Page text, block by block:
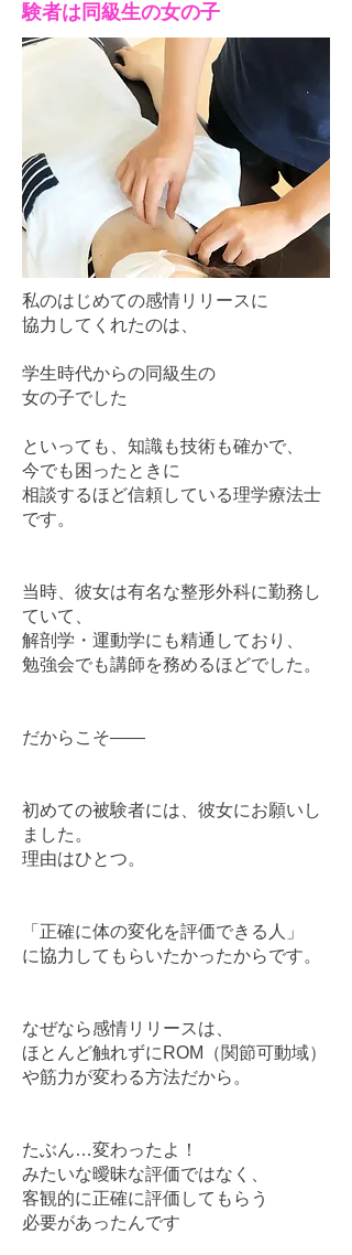
験者は​同級生の女の子
私のはじめての感情リリースに
​協力してくれたのは、
学生時代からの同級生の
女の子でした
といっても、知識も技術も確かで、
今でも困ったときに
相談するほど信頼している理学療法士
です。
当時、彼女は有名な整形外科に勤務し
ていて、
解剖学・運動学にも精通しており、
勉強会でも講師を務めるほどでした。
だからこそ――
初めての被験者には、彼女にお願いし
ました。
理由はひとつ。
「正確に体の変化を評価できる人」
に協力してもらいたかったからです。
なぜなら感情リリースは、
ほとんど触れずにROM（関節可動域）
や筋力が変わる方法だから。
たぶん…変わったよ！
みたいな曖昧な評価ではなく、
客観的に正確に評価してもらう
必要があったんです